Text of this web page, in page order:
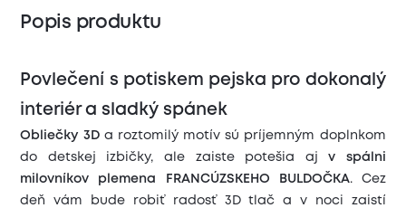
Popis produktu
Povlečení s potiskem pejska pro dokonalý
interiér a sladký spánek
Obliečky 3D a roztomilý motív sú príjemným doplnkom
do detskej izbičky, ale zaiste potešia ajv spálni
milovníkov plemena FRANCÚZSKEHO BULDOČKA. Cez
deň vám bude robiť radosť 3D tlač a v noci zaistí